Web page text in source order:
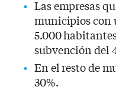
Las empresas
municipios con
5.000
subvención del
En el resto de
30%.